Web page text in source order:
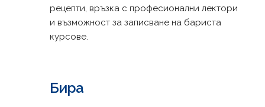
рецепти, връзка с професионални лектори
и възможност за записване на бариста
курсове.
Бира